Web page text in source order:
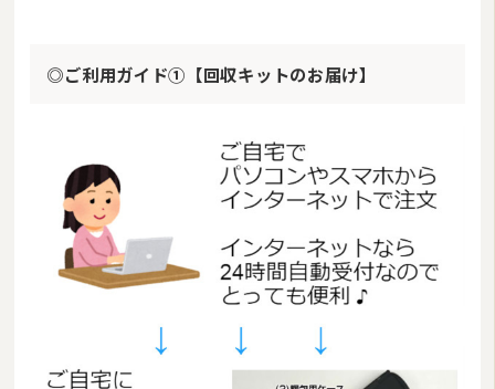
◎ご利用ガイド①【回収キットのお届け】